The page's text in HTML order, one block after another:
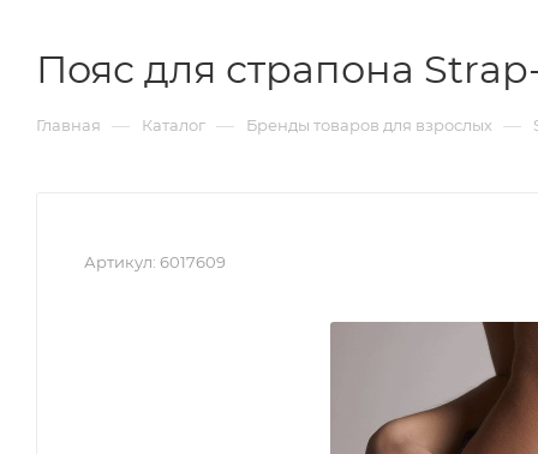
Пояс для страпона
Главная — Каталог — Бренды товаров для взрослых —
Артикул: 6017609